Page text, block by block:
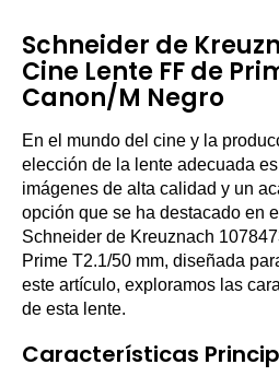
Schneider de
Cine Lente FF de
Canon/M Negro
En el mundo del cine y la
elección de la lente adecuada
imágenes de alta calidad y un
opción que se ha destacado en
Schneider de Kreuznach
Prime T2.1/50 mm, diseñada
este artículo, exploramos las
de esta lente.
Características